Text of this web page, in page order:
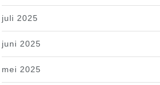
juli 2025
juni 2025
mei 2025